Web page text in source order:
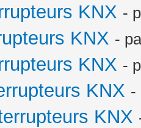
KNX -
KNX -
KNX -
KNX -
KNX